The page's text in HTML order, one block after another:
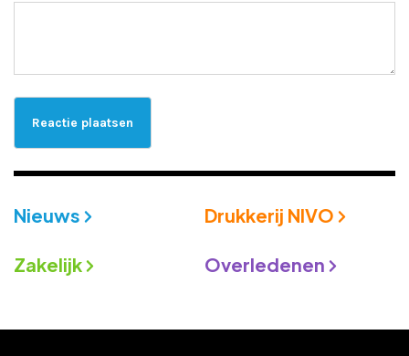
Nieuws Drukkerij NIVO
Zakelijk Overledenen